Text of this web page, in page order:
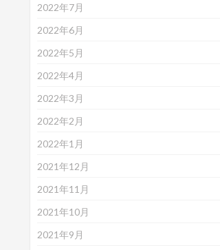
2022年7月
2022年6月
2022年5月
2022年4月
2022年3月
2022年2月
2022年1月
2021年12月
2021年11月
2021年10月
2021年9月